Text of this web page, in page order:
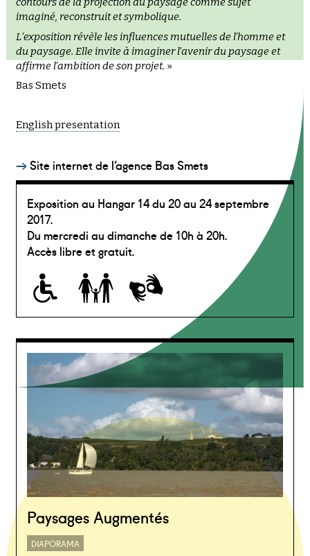
imaginé, reconstruit et symbolique.
L’exposition révèle les influences mutuelles de l’homme et
du paysage. Elle invite à imaginer l’avenir du paysage et
affirme l’ambition de son projet. »
Bas Smets
English presentation
Site internet de l’agence Bas Smets
Conférence, Bas Smets « Regards croisés sur la ville
au travers de la photographie » au 308 à Bordeaux
Exposition au Hangar 14 du 20 au 24 septembre
2017.
Du mercredi au dimanche de 10h à 20h.
Accès libre et gratuit.
Paysages Augmentés
DIAPORAMA